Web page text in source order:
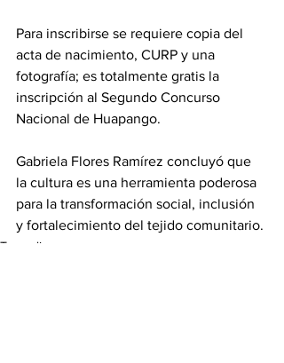
Para inscribirse se requiere copia del
acta de nacimiento, CURP y una
fotografía; es totalmente gratis la
inscripción al Segundo Concurso
Nacional de Huapango.
Gabriela Flores Ramírez concluyó que
la cultura es una herramienta poderosa
para la transformación social, inclusión
y fortalecimiento del tejido comunitario.
Tamaulipas